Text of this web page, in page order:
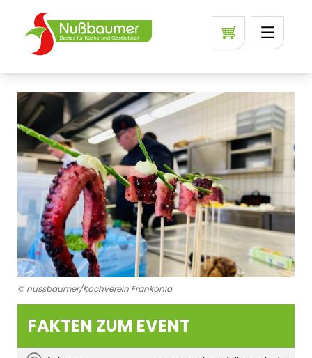
© nussbaumer/Kochverein Frankonia
FAKTEN ZUM EVENT